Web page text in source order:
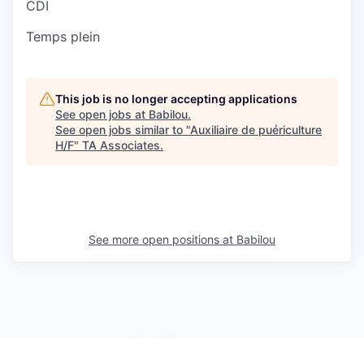
CDI
Temps plein
This job is no longer accepting applications
See open jobs at Babilou.
See open jobs similar to "Auxiliaire de puériculture
H/F" TA Associates.
See more open positions at Babilou